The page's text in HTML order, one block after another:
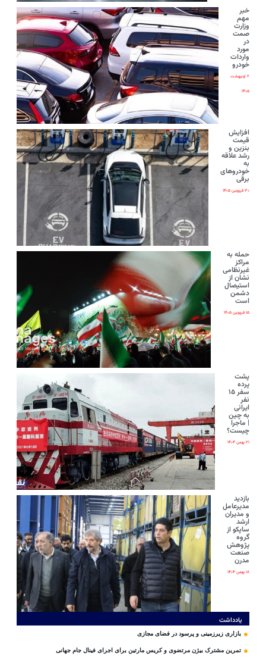
خبر
مهم
وزارت
صمت
در
مورد
واردات
خودرو
۲ اردیبهشت
۱۴۰۵
افزایش
قیمت
بنزین و
رشد علاقه
به
خودروهای
برقی
۳۰ فروردین ۱۴۰۵
حمله به
مراکز
غیرنظامی
نشان از
استیصال
دشمن
است
۱۵ فروردین ۱۴۰۵
پشت
پرده
سفر ۱۵
نفر
ایرانی‌
به چین
| ماجرا
چیست؟
۲۱ بهمن ۱۴۰۴
بازدید
مدیرعامل
و مدیران
ارشد
ساپکو از
گروه
پژوهش
صنعت
مدرن
۱۸ بهمن ۱۴۰۴
یادداشت
بازاری زیرزمینی و پرسود در فضای مجازی
تمرین مشترک بیژن مرتضوی و کریس مارتین برای اجرای فینال جام جهانی